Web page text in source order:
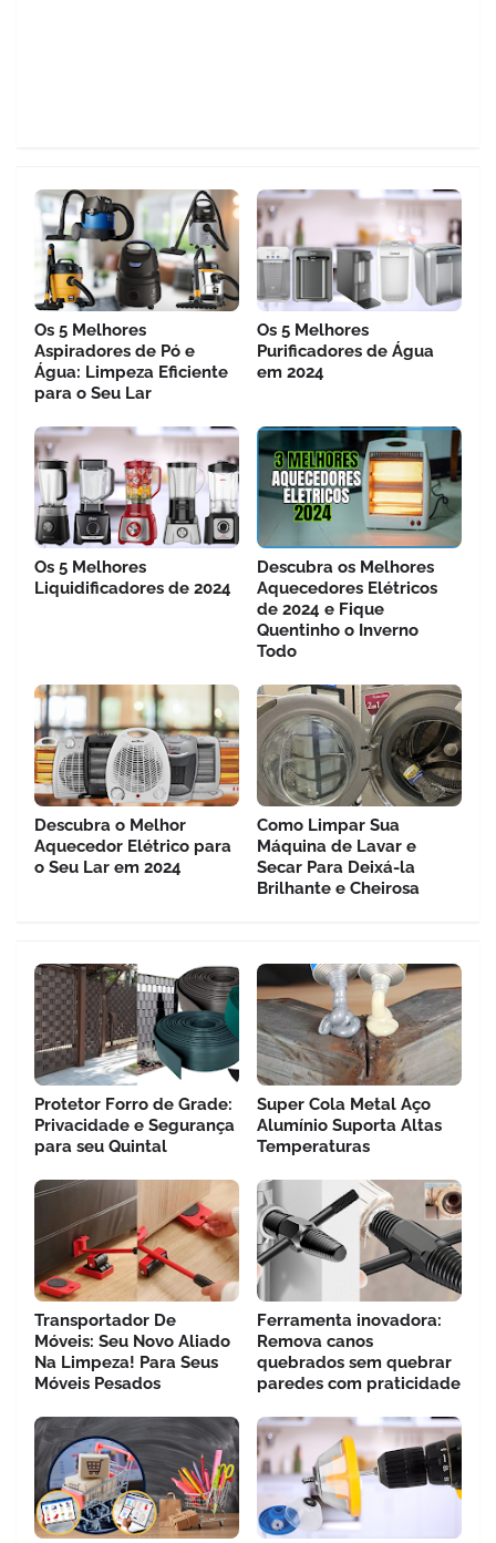
Os 5 Melhores
Aspiradores de Pó e
Água: Limpeza Eficiente
para o Seu Lar
Os 5 Melhores
Purificadores de Água
em 2024
Os 5 Melhores
Liquidificadores de 2024
Descubra os Melhores
Aquecedores Elétricos
de 2024 e Fique
Quentinho o Inverno
Todo
Descubra o Melhor
Aquecedor Elétrico para
o Seu Lar em 2024
Como Limpar Sua
Máquina de Lavar e
Secar Para Deixá-la
Brilhante e Cheirosa
Protetor Forro de Grade:
Privacidade e Segurança
para seu Quintal
Super Cola Metal Aço
Alumínio Suporta Altas
Temperaturas
Transportador De
Móveis: Seu Novo Aliado
Na Limpeza! Para Seus
Móveis Pesados
Ferramenta inovadora:
Remova canos
quebrados sem quebrar
paredes com praticidade